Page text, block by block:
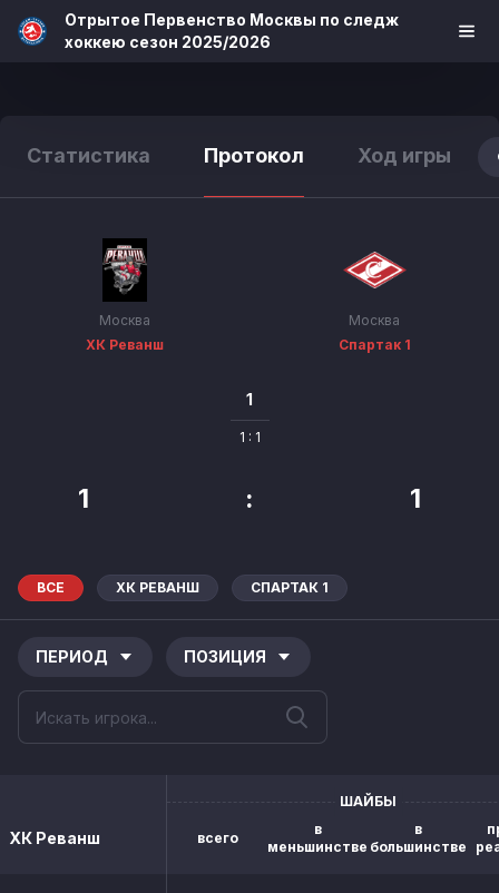
Отрытое Первенство Москвы по следж
хоккею сезон 2025/2026
Статистика Протокол Ход игры
Москва
ХК Реванш
Москва
Спартак 1
1
1 : 1
1 : 1
ВСЕ ХК РЕВАНШ СПАРТАК 1
ПЕРИОД ПОЗИЦИЯ
ХК Реванш
ШАЙБЫ
всего
в
меньшинстве
в
большинстве